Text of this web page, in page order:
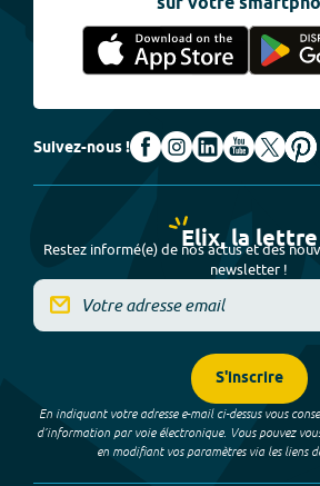
Suivez-nous !
Elix, la lettre
Restez informé(e) de nos actus et des
newsletter !
S'inscrire
En indiquant votre adresse e-mail ci-dessus vous
d’information par voie électronique. Vous pouvez
en modifiant vos paramètres via les liens